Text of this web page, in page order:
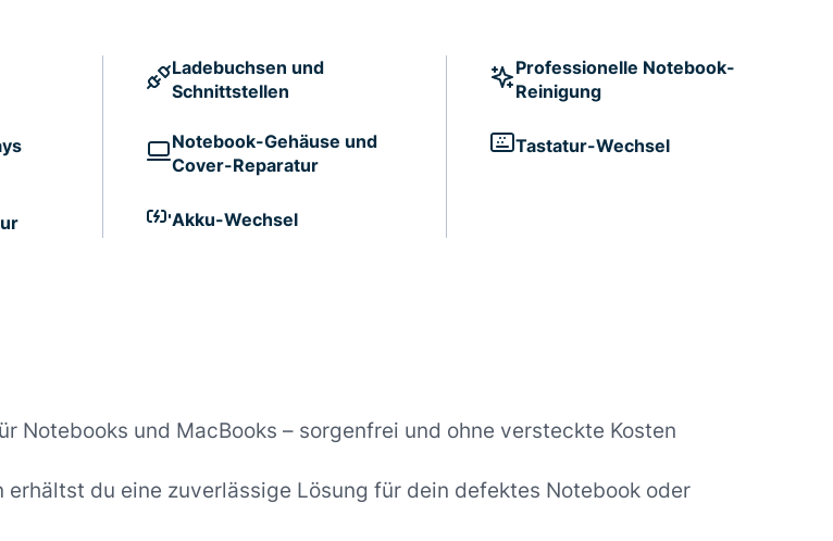
Ladebuchsen und
Schnittstellen
Notebook-Gehäuse und
Cover-Reparatur
Akku-Wechsel
Professionelle Notebook-
Reinigung
Tastatur-Wechsel
Notebooks und MacBooks – sorgenfrei und ohne versteckte Kosten
du eine zuverlässige Lösung für dein defektes Notebook oder